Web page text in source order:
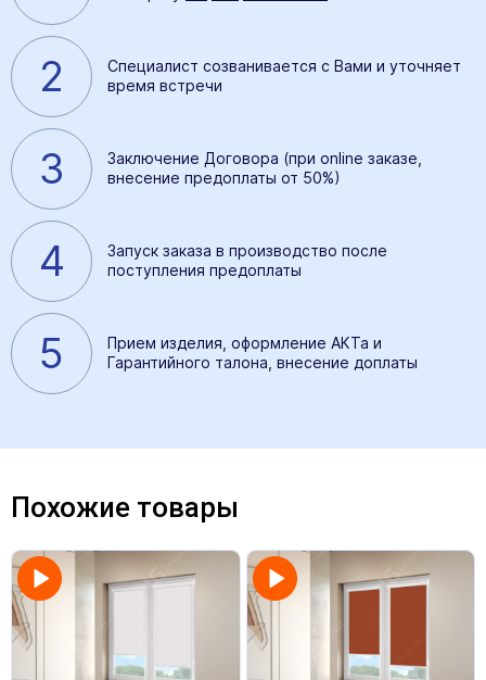
2
Специалист созванивается с Вами и уточняет
время встречи
3
Заключение Договора (при online заказе,
внесение предоплаты от 50%)
4
Запуск заказа в производство после
поступления предоплаты
5
Прием изделия, оформление АКТа и
Гарантийного талона, внесение доплаты
Похожие товары